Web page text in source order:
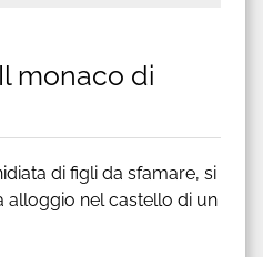
monaco di
di figli da sfamare, si
alloggio nel castello di un